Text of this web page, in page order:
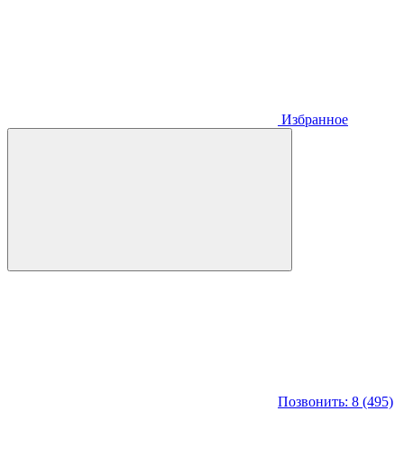
Избранное
Позвонить: 8 (495)